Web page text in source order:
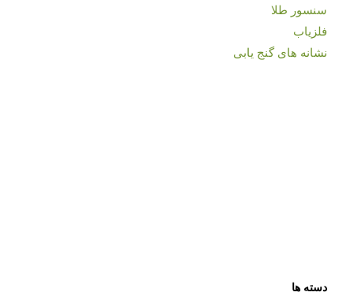
سنسور طلا
فلزیاب
نشانه های گنج یابی
دسته ها